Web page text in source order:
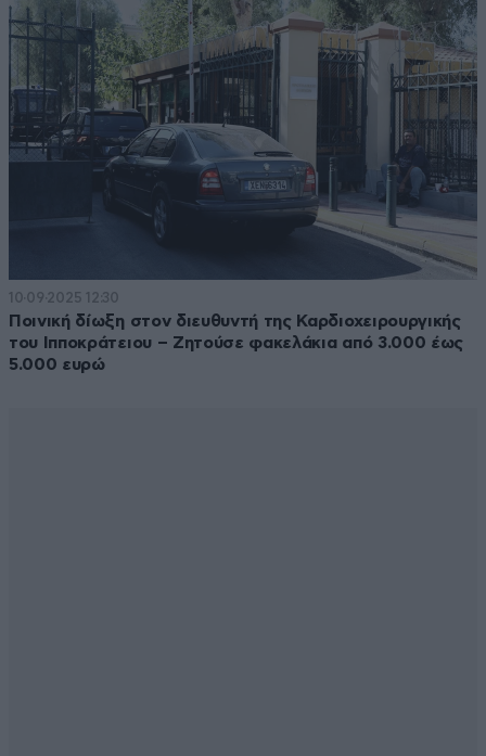
10·09·2025 12:30
Ποινική δίωξη στον διευθυντή της Καρδιοχειρουργικής
του Ιπποκράτειου – Ζητούσε φακελάκια από 3.000 έως
5.000 ευρώ